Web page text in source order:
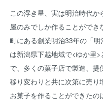
この浮き星、実は明治時代
屋のみでしか作ることがで
町にある創業明治33年の「
は新潟県下越地域で<ゆか里
で、多くの菓子店で製造、
移り変わりと共に次第に売
お菓子を作ることができた